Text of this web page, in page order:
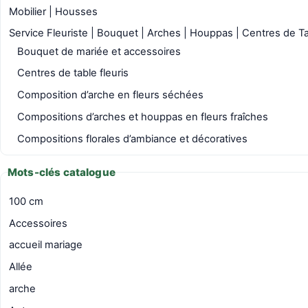
Mobilier | Housses
Service Fleuriste | Bouquet | Arches | Houppas | Centres de
Bouquet de mariée et accessoires
Centres de table fleuris
Composition d’arche en fleurs séchées
Compositions d’arches et houppas en fleurs fraîches
Compositions florales d’ambiance et décoratives
Mots-clés catalogue
100 cm
Accessoires
accueil mariage
Allée
arche